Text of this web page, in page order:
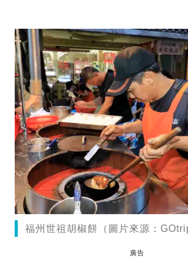
福州世祖胡椒餅（圖片來源：
廣告